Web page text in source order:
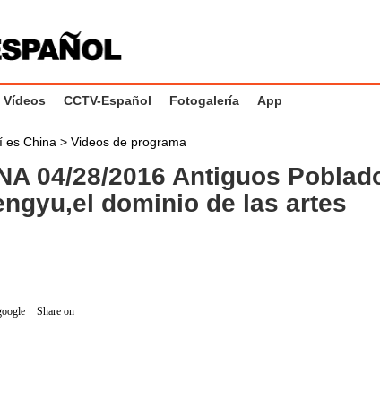
Vídeos CCTV-Español Fotogalería App
es China > Videos de programa
04/28/2016 Antiguos
dominio de las artes
Share on